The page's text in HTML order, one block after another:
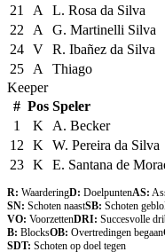
21
A L. Rosa da Silva
22
A G. Martinelli Silva
24 V R. Ibañez da Silva
25
A Thiago
Keeper
# Pos Speler
1
K A. Becker
12
K W. Pereira da Silva
23 K E. Santana de
R: WaarderingD: DoelpuntenAS:
SN: Schoten naastSB: Schoten
VO: VoorzettenDRI: Succesvolle
B: BlocksOB: Overtredingen begaan
SDT: Schoten op doel tegen